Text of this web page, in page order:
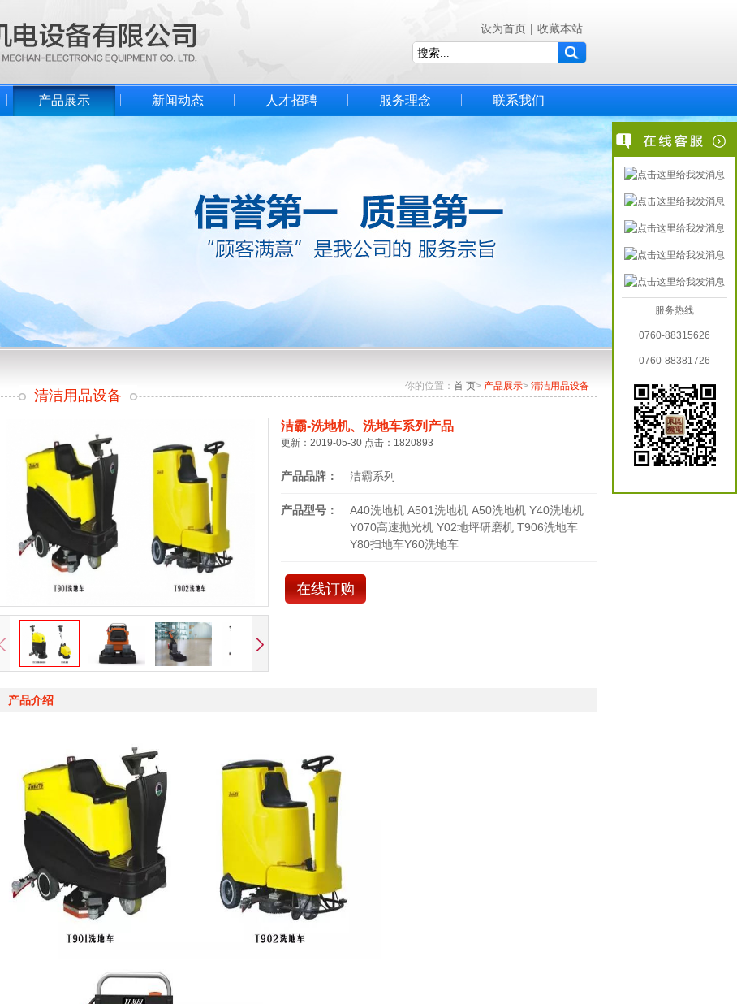
设为首页 | 收藏本站
产品展示 新闻动态 人才招聘 服务理念 联系我们
你的位置： 首 页> 产品展示> 清洁用品设备
清洁用品设备
洁霸-洗地机、洗地车系列产品
更新：2019-05-30 点击：1820893
产品品牌： 洁霸系列
产品型号：
A40洗地机 A501洗地机 A50洗地机 Y40洗地机
Y070高速抛光机 Y02地坪研磨机 T906洗地车
Y80扫地车Y60洗地车
在线订购
产品介绍
服务热线
0760-88315626
0760-88381726